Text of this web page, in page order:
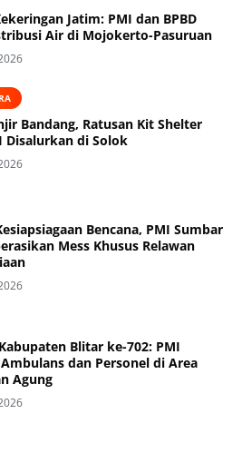
Jatim: PMI dan BPBD
Air di Mojokerto-Pasuruan
Bandang, Ratusan Kit Shelter
Disalurkan di Solok
Bencana, PMI Sumbar
Mess Khusus Relawan
Blitar ke-702: PMI
dan Personel di Area
Agung